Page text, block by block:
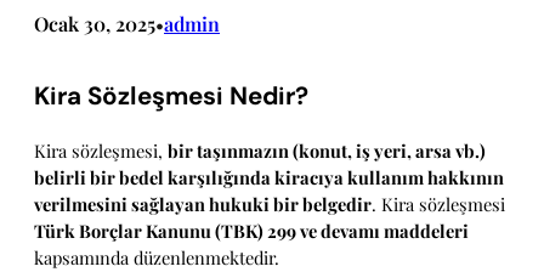
Ocak 30, 2025•admin
Kira Sözleşmesi Nedir?
Kira sözleşmesi, bir taşınmazın (konut, iş yeri, arsa vb.)
belirli bir bedel karşılığında kiracıya kullanım hakkının
verilmesini sağlayan hukuki bir belgedir. Kira sözleşmesi
Türk Borçlar Kanunu (TBK) 299 ve devamı maddeleri
kapsamında düzenlenmektedir.